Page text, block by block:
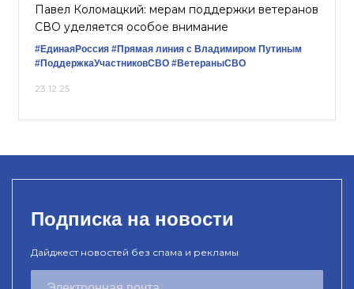
Павел Коломацкий: мерам поддержки ветеранов
СВО уделяется особое внимание
#ЕдинаяРоссия #Прямая линия с Владимиром Путиным
#ПоддержкаУчастниковСВО #ВетераныСВО
23.12.25
Подписка на новости
Дайджест новостей без спама и рекламы